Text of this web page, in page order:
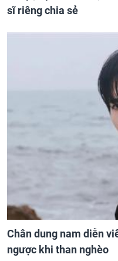
sĩ riêng chia sẻ
Chân dung nam diễn
ngược khi than nghèo